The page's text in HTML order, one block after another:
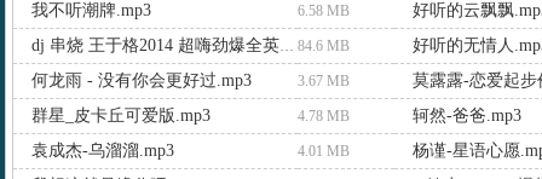
我不听潮牌.mp3
6.58 MB 好听的云飘飘
dj 串烧 王于格2014 超嗨劲爆全英文疯狂 dj.mp3 84.6 MB
好听的无情人
何龙雨 - 没有你会更好过.mp3
3.67 MB
莫露露-恋爱起步
群星_皮卡丘可爱版.mp3
4.78 MB
轲然-爸爸.mp3
袁成杰-乌溜溜.mp3
4.01 MB
杨谨-星语心愿